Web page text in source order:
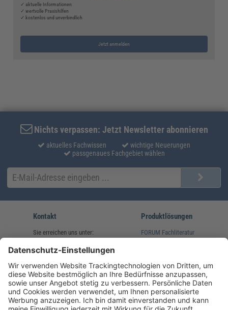
✓ aktuelle Informationen
✓ wertvolle Praxishilfen
✓ kostenlos und unverbindlich
Jetzt anmelden
Nichts verpassen: Jetzt Newsletter abonnieren
aktuelles Fachwissen
wichtige Neuerungen
passgenaues Fachgebiet wählen
Kontakt
Sie erreichen uns unter:
(08233) 38 11 23
service@forum-verlag.com
Mo-Do 07:30 - 17:00 Uhr
Fr 07:30 - 15:00 Uhr
Produktlösungen
FORUM Fachliteratur